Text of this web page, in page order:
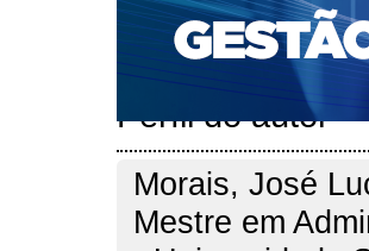
PORTAL DE REVISTAS DA UNIFACS
PARA SUBMISSÃO DE ARTIGOS
Capa Perfil do autor
Perfil do autor
Morais, José
Mestre em